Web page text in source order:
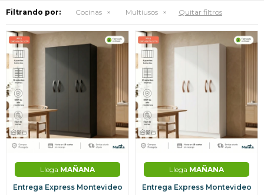
Filtrando por: Cocinas Multiusos Quitar filtros
Llega MAÑANA
Entrega Express Montevideo
Llega MAÑANA
Entrega Express Montevideo